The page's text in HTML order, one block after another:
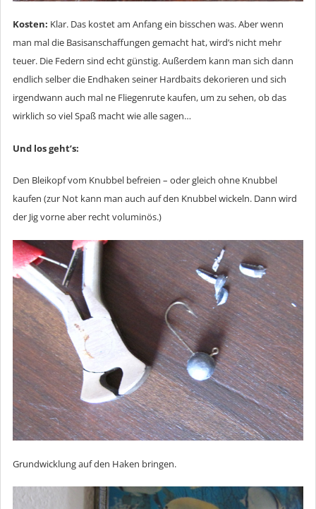
Kosten: Klar. Das kostet am Anfang ein bisschen was. Aber wenn
man mal die Basisanschaffungen gemacht hat, wird’s nicht mehr
teuer. Die Federn sind echt günstig. Außerdem kann man sich dann
endlich selber die Endhaken seiner Hardbaits dekorieren und sich
irgendwann auch mal ne Fliegenrute kaufen, um zu sehen, ob das
wirklich so viel Spaß macht wie alle sagen…
Und los geht’s:
Den Bleikopf vom Knubbel befreien – oder gleich ohne Knubbel
kaufen (zur Not kann man auch auf den Knubbel wickeln. Dann wird
der Jig vorne aber recht voluminös.)
Grundwicklung auf den Haken bringen.